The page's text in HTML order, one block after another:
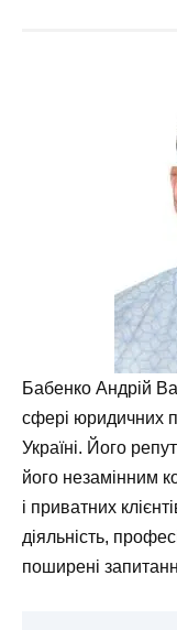
Бабенко Андрій
сфері юридичних
Україні. Його
його незамінним
і приватних
діяльність,
поширені